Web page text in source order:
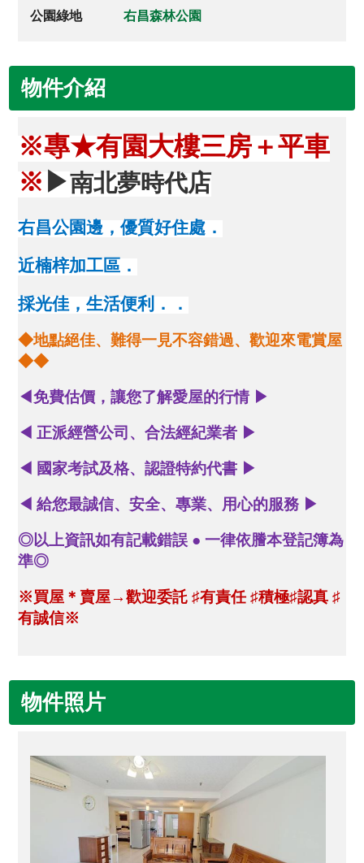
公園綠地
右昌森林公園
物件介紹
※專★有園大樓三房＋平車
※ ▶南北夢時代店
右昌公園邊，優質好住處．
近楠梓加工區．
採光佳，生活便利．．
◆地點絕佳、難得一見不容錯過、歡迎來電賞屋
◆◆
◀ 免費估價，讓您了解愛屋的行情 ▶
◀ 正派經營公司、合法經紀業者 ▶
◀ 國家考試及格、認證特約代書 ▶
◀ 給您最誠信、安全、專業、用心的服務 ▶
◎以上資訊如有記載錯誤 ● 一律依謄本登記簿為
準◎
※買屋＊賣屋→歡迎委託 ♯有責任♯積極♯認真 ♯
有誠信※
物件照片